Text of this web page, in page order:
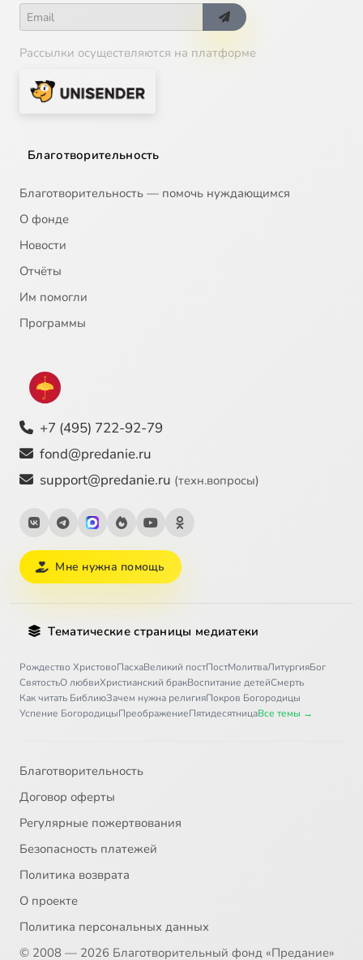
Рассылки осуществляются на платформе
Благотворительность
Благотворительность — помочь нуждающимся
О фонде
Новости
Отчёты
Им помогли
Программы
+7 (495) 722-92-79
fond@predanie.ru
support@predanie.ru (техн.вопросы)
Мне нужна помощь
Тематические страницы медиатеки
Рождество ХристовоПасхаВеликий постПостМолитваЛитургияБог
СвятостьО любвиХристианский бракВоспитание детейСмерть
Как читать БиблиюЗачем нужна религияПокров Богородицы
Успение БогородицыПреображениеПятидесятницаВсе темы →
Благотворительность
Договор оферты
Регулярные пожертвования
Безопасность платежей
Политика возврата
О проекте
Политика персональных данных
© 2008 — 2026 Благотворительный фонд «Предание»